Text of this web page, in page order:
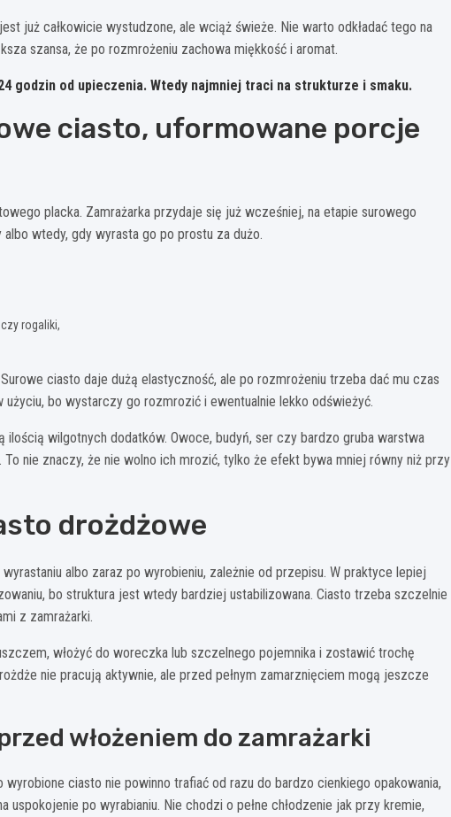
już całkowicie wystudzone, ale wciąż świeże. Nie warto odkładać tego na
szansa, że po rozmrożeniu zachowa miękkość i aromat.
godzin od upieczenia. Wtedy najmniej traci na strukturze i smaku.
ciasto, uformowane porcje
placka. Zamrażarka przydaje się już wcześniej, na etapie surowego
wtedy, gdy wyrasta go po prostu za dużo.
rogaliki,
ciasto daje dużą elastyczność, ale po rozmrożeniu trzeba dać mu czas
bo wystarczy go rozmrozić i ewentualnie lekko odświeżyć.
wilgotnych dodatków. Owoce, budyń, ser czy bardzo gruba warstwa
nie znaczy, że nie wolno ich mrozić, tylko że efekt bywa mniej równy niż przy
drożdżowe
albo zaraz po wyrobieniu, zależnie od przepisu. W praktyce lepiej
bo struktura jest wtedy bardziej ustabilizowana. Ciasto trzeba szczelnie
z zamrażarki.
włożyć do woreczka lub szczelnego pojemnika i zostawić trochę
nie pracują aktywnie, ale przed pełnym zamarznięciem mogą jeszcze
włożeniem do zamrażarki
ciasto nie powinno trafiać od razu do bardzo cienkiego opakowania,
uspokojenie po wyrabianiu. Nie chodzi o pełne chłodzenie jak przy kremie,